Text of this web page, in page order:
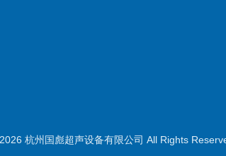
杭州国彪超声设备有限公司 All Rights